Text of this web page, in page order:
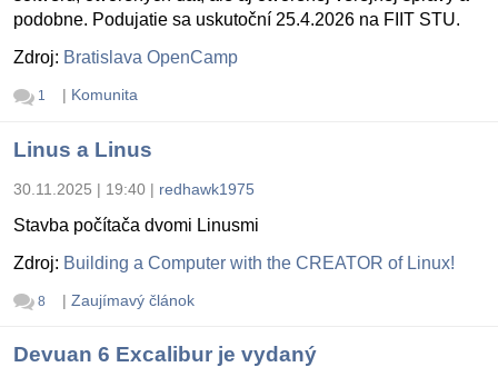
podobne. Podujatie sa uskutoční 25.4.2026 na FIIT STU.
Zdroj: Bratislava OpenCamp
1 | Komunita
Linus a Linus
30.11.2025 | 19:40 | redhawk1975
Stavba počítača dvomi Linusmi
Zdroj: Building a Computer with the CREATOR of Linux!
8 | Zaujímavý článok
Devuan 6 Excalibur je vydaný